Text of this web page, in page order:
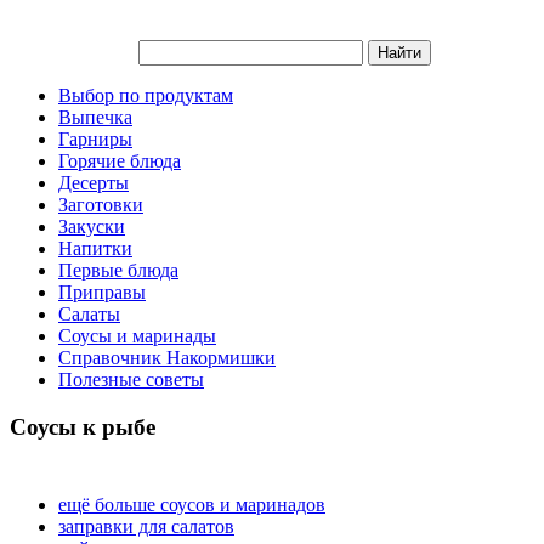
Выбор по продуктам
Выпечка
Гарниры
Горячие блюда
Десерты
Заготовки
Закуски
Напитки
Первые блюда
Приправы
Салаты
Соусы и маринады
Справочник Накормишки
Полезные советы
Соусы к рыбе
ещё больше соусов и маринадов
заправки для салатов